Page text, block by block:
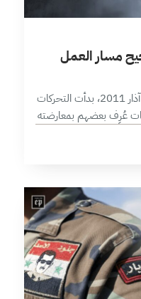
مسار العمل
بعد انطلاق الثورة السورية في مارس/ آذار 2011، بدأت التحركات
عُرِف بعضهم بمعارضته
التحركات